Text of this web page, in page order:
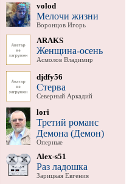
volod
Мелочи жизни
Воронцов Игорь
ARAKS
Женщина-осень
Асмолов Владимир
djdfy56
Стерва
Северный Аркадий
lori
Третий романс
Демона (Демон)
Оперные
Alex-s51
Раз ладошка
Зарицкая Евгения